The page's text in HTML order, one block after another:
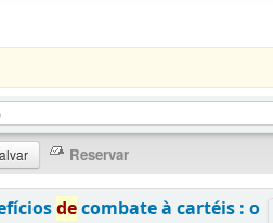
decombate à cartéis : o